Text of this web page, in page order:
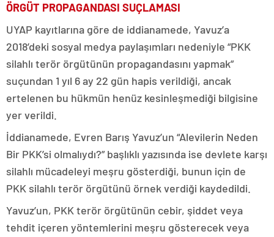
ÖRGÜT PROPAGANDASI SUÇLAMASI
UYAP kayıtlarına göre de iddianamede, Yavuz’a
2018’deki sosyal medya paylaşımları nedeniyle “PKK
silahlı terör örgütünün propagandasını yapmak”
suçundan 1 yıl 6 ay 22 gün hapis verildiği, ancak
ertelenen bu hükmün henüz kesinleşmediği bilgisine
yer verildi.
İddianamede, Evren Barış Yavuz’un “Alevilerin Neden
Bir PKK’si olmalıydı?” başlıklı yazısında ise devlete karşı
silahlı mücadeleyi meşru gösterdiği, bunun için de
PKK silahlı terör örgütünü örnek verdiği kaydedildi.
Yavuz’un, PKK terör örgütünün cebir, şiddet veya
tehdit içeren yöntemlerini meşru gösterecek veya